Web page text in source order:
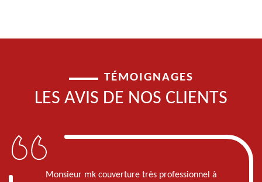
TÉMOIGNAGES
LES AVIS DE NOS CLIENTS
Monsieur mk couverture très professionnel à